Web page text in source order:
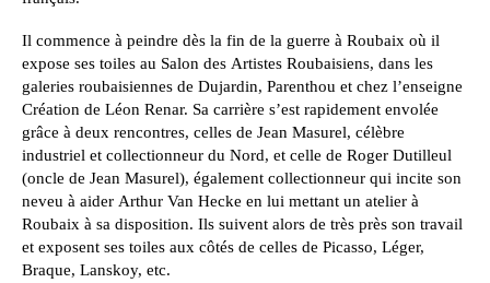
Il commence à peindre dès la fin de la guerre à Roubaix où il
expose ses toiles au Salon des Artistes Roubaisiens, dans les
galeries roubaisiennes de Dujardin, Parenthou et chez l’enseigne
Création de Léon Renar. Sa carrière s’est rapidement envolée
grâce à deux rencontres, celles de Jean Masurel, célèbre
industriel et collectionneur du Nord, et celle de Roger Dutilleul
(oncle de Jean Masurel), également collectionneur qui incite son
neveu à aider Arthur Van Hecke en lui mettant un atelier à
Roubaix à sa disposition. Ils suivent alors de très près son travail
et exposent ses toiles aux côtés de celles de Picasso, Léger,
Braque, Lanskoy, etc.